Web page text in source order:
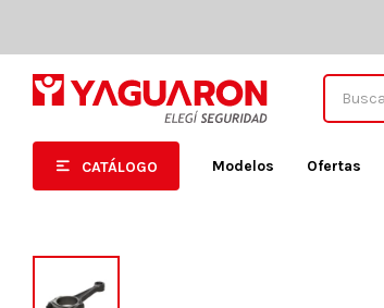
CATÁLOGO Modelos Ofertas